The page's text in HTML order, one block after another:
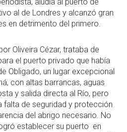
al de Londres y alcanzó gran
en detrimento del primero.
Oliveira Cézar, trataba de
el puerto privado que había
Obligado, un lugar excepcional
con altas barrancas, aguas
y salida directa al Río, pero
de seguridad y protección
del abrigo necesario. No
establecer su puerto en